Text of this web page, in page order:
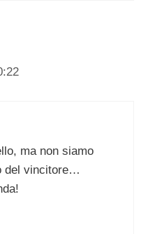
ma non siamo
del vincitore…